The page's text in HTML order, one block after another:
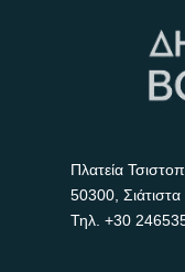
Πλατεία
50300, Σιάτιστα
Τηλ. +30